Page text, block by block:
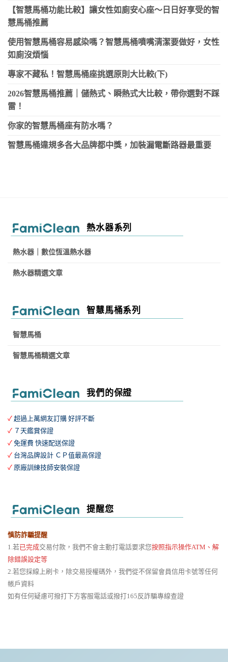
【智慧馬桶功能比較】讓女性如廁安心座～日日好享受的智
慧馬桶推薦
使用智慧馬桶容易感染嗎？智慧馬桶噴嘴清潔要做好，女性
如廁沒煩惱
專家不藏私！智慧馬桶座挑選原則大比較(下)
2026智慧馬桶推薦｜儲熱式、瞬熱式大比較，帶你選對不踩
雷！
你家的智慧馬桶座有防水嗎？
智慧馬桶違規多各大品牌都中獎，加裝漏電斷路器最重要
熱水器系列
熱水器｜數位恆溫熱水器
熱水器精選文章
智慧馬桶系列
智慧馬桶
智慧馬桶精選文章
我們的保證
✓ 超過上萬網友訂購 好評不斷
✓ ７天鑑賞保證
✓ 免運費 快速配送保證
✓ 台灣品牌設計 ＣＰ值最高保證
✓ 原廠訓練技師安裝保證
提醒您
慎防詐騙提醒
1.若已完成交易付款，我們不會主動打電話要求您按照指示操作ATM、解
除錯誤設定等
2.若您採線上刷卡，除交易授權碼外，我們從不保留會員信用卡號等任何
帳戶資料
如有任何疑慮可撥打下方客服電話或撥打165反詐騙專線查證